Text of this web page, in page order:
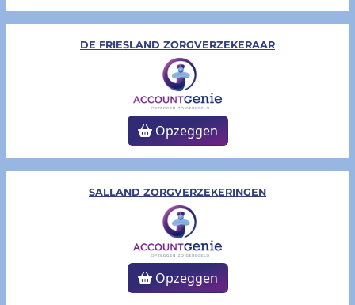
DE FRIESLAND ZORGVERZEKERAAR
Opzeggen
SALLAND ZORGVERZEKERINGEN
Opzeggen